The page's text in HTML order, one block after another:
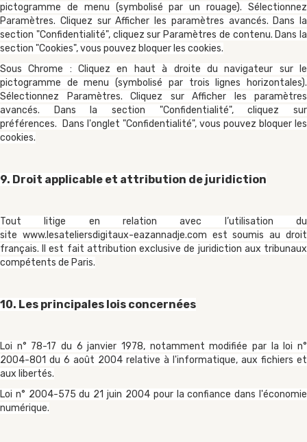
pictogramme de menu (symbolisé par un rouage). Sélectionnez
Paramètres. Cliquez sur Afficher les paramètres avancés. Dans la
section "Confidentialité", cliquez sur Paramètres de contenu. Dans la
section "Cookies", vous pouvez bloquer les cookies.
Sous Chrome : Cliquez en haut à droite du navigateur sur le
pictogramme de menu (symbolisé par trois lignes horizontales).
Sélectionnez Paramètres. Cliquez sur Afficher les paramètres
avancés. Dans la section "Confidentialité", cliquez sur
préférences. Dans l'onglet "Confidentialité", vous pouvez bloquer les
cookies.
9. Droit applicable et attribution de juridiction
Tout litige en relation avec l’utilisation du
site www.lesateliersdigitaux-eazannadje.com est soumis au droit
français. Il est fait attribution exclusive de juridiction aux tribunaux
compétents de Paris.
10. Les principales lois concernées
Loi n° 78-17 du 6 janvier 1978, notamment modifiée par la loi n°
2004-801 du 6 août 2004 relative à l'informatique, aux fichiers et
aux libertés.
Loi n° 2004-575 du 21 juin 2004 pour la confiance dans l'économie
numérique.